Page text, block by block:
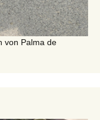
von Palma de